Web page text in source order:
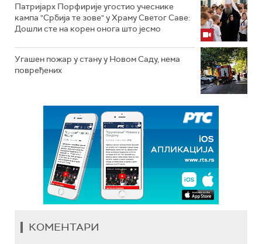
Патријарх Порфирије угостио учеснике
кампа "Србија те зове" у Храму Светог Саве:
Дошли сте на корен онога што јесмо
Угашен пожар у стану у Новом Саду, нема
повређених
КОМЕНТАРИ